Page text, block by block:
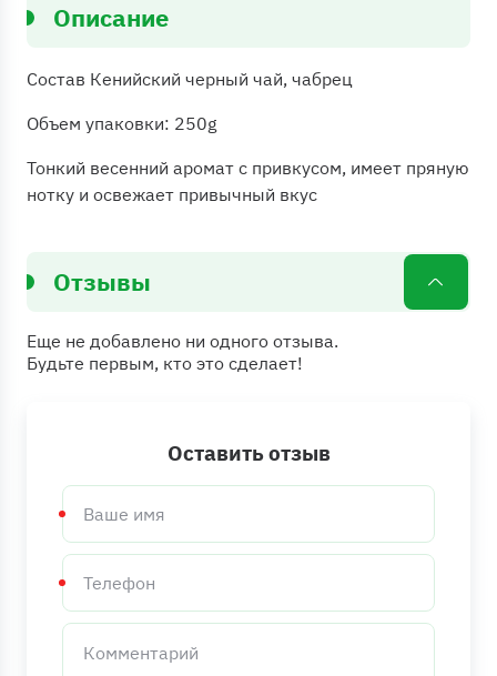
Описание
Состав Кенийский черный чай, чабрец
Объем упаковки: 250g
Тонкий весенний аромат с привкусом, имеет пряную
нотку и освежает привычный вкус
Отзывы
Еще не добавлено ни одного отзыва.
Будьте первым, кто это сделает!
Оставить отзыв
Ваше
имя
Телефон
Комментарий